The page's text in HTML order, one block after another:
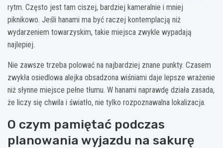
rytm. Często jest tam ciszej, bardziej kameralnie i mniej
piknikowo. Jeśli hanami ma być raczej kontemplacją niż
wydarzeniem towarzyskim, takie miejsca zwykle wypadają
najlepiej.
Nie zawsze trzeba polować na najbardziej znane punkty. Czasem
zwykła osiedlowa alejka obsadzona wiśniami daje lepsze wrażenie
niż słynne miejsce pełne tłumu. W hanami naprawdę działa zasada,
że liczy się chwila i światło, nie tylko rozpoznawalna lokalizacja.
O czym pamiętać podczas
planowania wyjazdu na sakurę